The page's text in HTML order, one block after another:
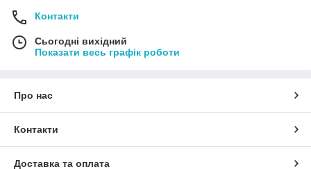
Контакти
Сьогодні вихідний
Показати весь графік роботи
Про нас
Контакти
Доставка та оплата